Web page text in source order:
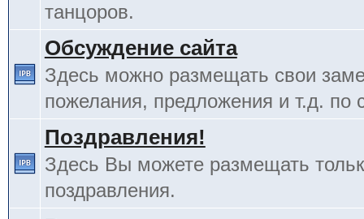
танцоров.
Обсуждение сайта
Здесь можно размещать свои
пожелания, предложения и т.д. по
Поздравления!
Здесь Вы можете размещать
поздравления.